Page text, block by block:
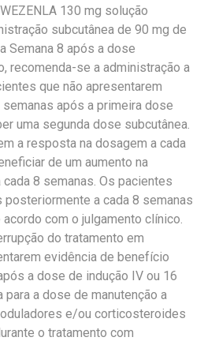
130 mg solução
subcutânea de 90 mg de
Semana 8 após a dose
recomenda-se a administração a
que não apresentarem
após a primeira dose
uma segunda dose subcutânea.
a resposta na dosagem a cada
de um aumento na
8 semanas. Os pacientes
a cada 8 semanas
com o julgamento clínico.
do tratamento em
evidência de benefício
a dose de indução IV ou 16
para a dose de manutenção a
e/ou corticosteroides
o tratamento com